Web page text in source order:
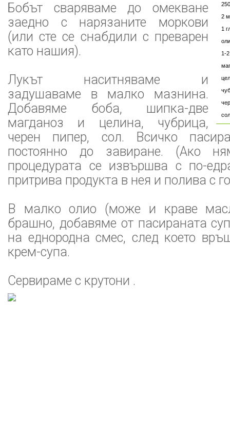
2
1
1-
сол
Бобът сваряваме до омекване
заедно с нарязаните моркови
(или сте се снабдили с преварен
като нашия).
Лукът наситняваме и
задушаваме в малко мазнина.
Добавяме боба, шипка-две
магданоз и целина, чубрица,
черен пипер, сол. Всичко
постоянно до завиране. (Ако
процедурата се извършва с по-
притрива продукта в нея и полива с
В малко олио (може и краве
брашно, добавяме от пасираната
на еднородна смес, след което
крем-супа.
Сервираме с крутони .